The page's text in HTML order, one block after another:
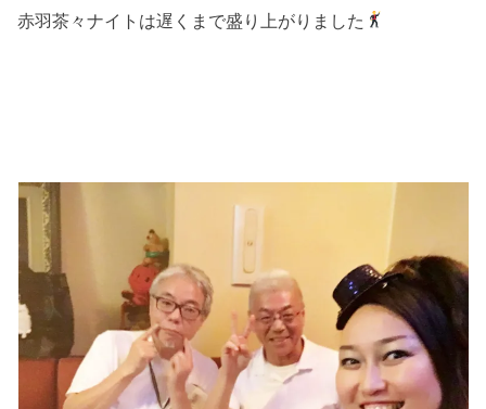
赤羽茶々ナイトは遅くまで盛り上がりました